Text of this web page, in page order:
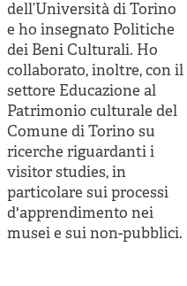
dell’Università di Torino
e ho insegnato Politiche
dei Beni Culturali. Ho
collaborato, inoltre, con il
settore Educazione al
Patrimonio culturale del
Comune di Torino su
ricerche riguardanti i
visitor studies, in
particolare sui processi
d'apprendimento nei
musei e sui non-pubblici.